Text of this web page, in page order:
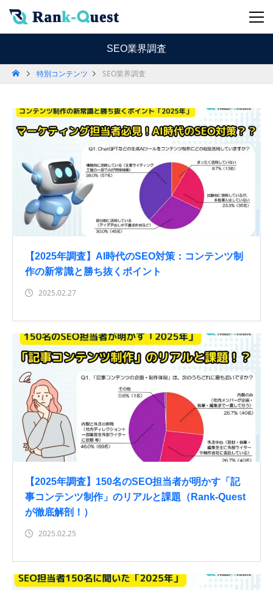
SEO業界調査
特別コンテンツ SEO業界調査
【2025年調査】AI時代のSEO対策：コンテンツ制
作の新常識と勝ち抜くポイント
2025.02.27
【2025年調査】150名のSEO担当者が明かす「記
事コンテンツ制作」のリアルと課題（Rank-Quest
が徹底解剖！）
2025.02.25